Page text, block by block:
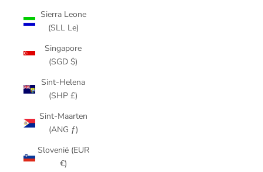
Sierra Leone
(SLL Le)
Singapore
(SGD $)
Sint-Helena
(SHP £)
Sint-Maarten
(ANG ƒ)
Slovenië (EUR
€)